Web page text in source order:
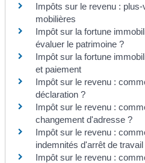
Impôts sur le revenu :
mobilières
Impôt sur la fortune
évaluer le patrimoine ?
Impôt sur la fortune
et paiement
Impôt sur le revenu :
déclaration ?
Impôt sur le revenu :
changement d'adresse ?
Impôt sur le revenu :
indemnités d'arrêt de travail
Impôt sur le revenu :